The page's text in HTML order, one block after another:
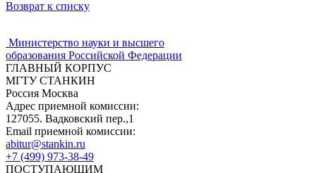
Возврат к списку
Министерство науки и высшего
образования Российской Федерации
ГЛАВНЫЙ КОРПУС
МГТУ СТАНКИН
Россия Москва
Адрес приемной комиссии:
127055. Вадковский пер.,1
Email приемной комиссии:
abitur@stankin.ru
+7 (499) 973-38-49
ПОСТУПАЮЩИМ